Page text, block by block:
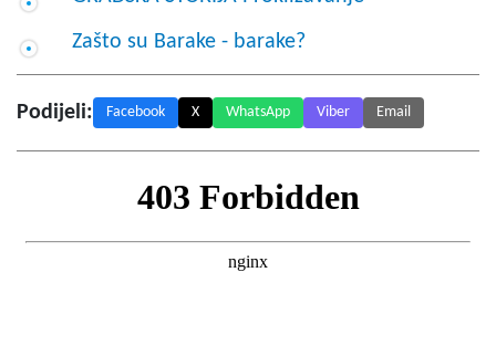
Zašto su Barake - barake?
Podijeli: Facebook X WhatsApp Viber Email